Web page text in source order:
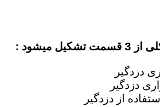
میشود :
دزدگیر
دزدگیر
از دزدگیر